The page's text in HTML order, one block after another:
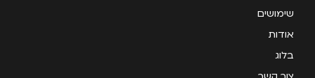
שימושים
אודות
בלוג